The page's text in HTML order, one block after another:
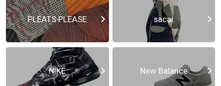
PLEATS PLEASE sacai
NIKE New Balance